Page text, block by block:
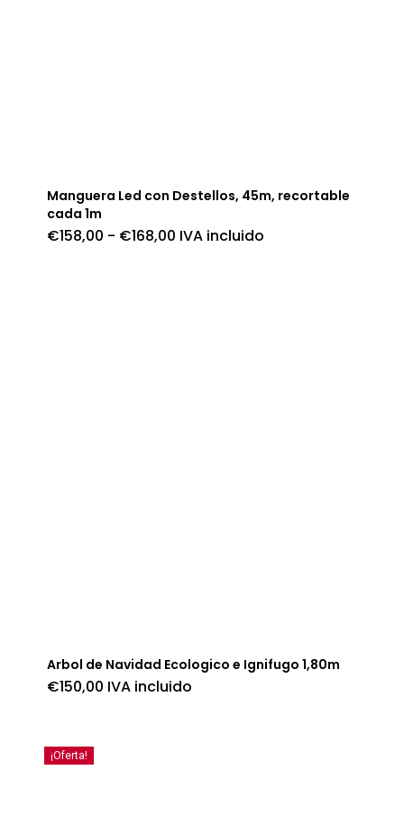
Manguera Led con Destellos, 45m, recortable
cada 1m
€158,00 - €168,00Rango
IVA incluido
Arbol de Navidad Ecologico e Ignifugo 1,80m
€150,00 IVA incluido
¡Oferta!